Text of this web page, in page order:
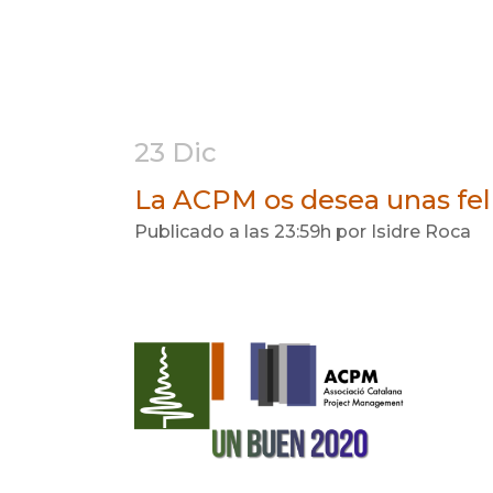
23 Dic
La ACPM os desea unas
Publicado a las 23:59h por Isidre Roca